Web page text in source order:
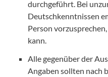
durchgeführt. Bei
Deutschkenntnissen
Person
kann.
Alle gegenüber der
Angaben sollten nach